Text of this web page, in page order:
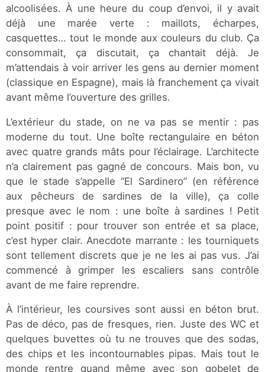
alcoolisées. À une heure du coup d’envoi, il y avait
déjà une marée verte : maillots, écharpes,
casquettes… tout le monde aux couleurs du club. Ça
consommait, ça discutait, ça chantait déjà. Je
m’attendais à voir arriver les gens au dernier moment
(classique en Espagne), mais là franchement ça vivait
avant même l’ouverture des grilles.
L’extérieur du stade, on ne va pas se mentir : pas
moderne du tout. Une boîte rectangulaire en béton
avec quatre grands mâts pour l’éclairage. L’architecte
n’a clairement pas gagné de concours. Mais bon, vu
que le stade s’appelle “El Sardinero” (en référence
aux pêcheurs de sardines de la ville), ça colle
presque avec le nom : une boîte à sardines ! Petit
point positif : pour trouver son entrée et sa place,
c’est hyper clair. Anecdote marrante : les tourniquets
sont tellement discrets que je ne les ai pas vus. J’ai
commencé à grimper les escaliers sans contrôle
avant de me faire reprendre.
À l’intérieur, les coursives sont aussi en béton brut.
Pas de déco, pas de fresques, rien. Juste des WC et
quelques buvettes où tu ne trouves que des sodas,
des chips et les incontournables pipas. Mais tout le
monde rentre quand même avec son gobelet de